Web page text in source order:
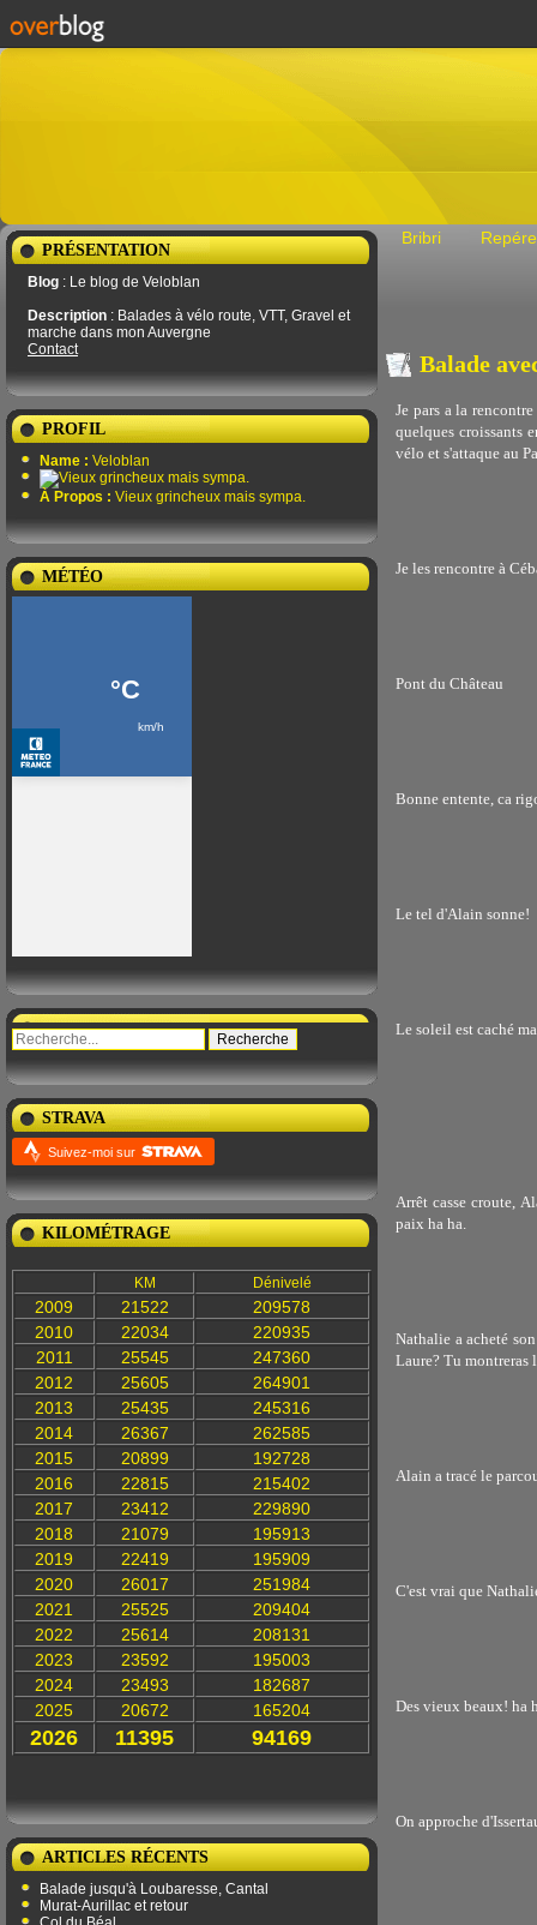
PRÉSENTATION
Blog : Le blog de Veloblan
Description : Balades à vélo route, VTT, Gravel et
marche dans mon Auvergne
Contact
PROFIL
Name : Veloblan
À Propos : Vieux grincheux mais sympa.
MÉTÉO
STRAVA
Suivez-moi sur
KILOMÉTRAGE
KM Dénivelé
2009 21522
209578
2010
22034
220935
2011
25545
247360
2012
25605
264901
2013
25435
245316
2014
26367
262585
2015
20899
192728
2016
22815
215402
2017
23412
229890
2018
21079
195913
2019
22419
195909
2020
26017
251984
2021
25525
209404
2022
25614
208131
2023
23592
195003
2024
23493
182687
2025
20672 165204
2026 11395 94169
ARTICLES RÉCENTS
Balade jusqu'à Loubaresse, Cantal
Murat-Aurillac et retour
Bribri
Balade
Je pars a la
quelques croissants
vélo et s'attaque au
Je les rencontre à
Pont du Château
Bonne entente, ca
Le tel d'Alain sonne!
Le soleil est caché
Arrêt casse croute,
paix ha ha.
Nathalie a acheté
Laure? Tu montreras
Alain a tracé le
C'est vrai que
Des vieux beaux! ha
On approche